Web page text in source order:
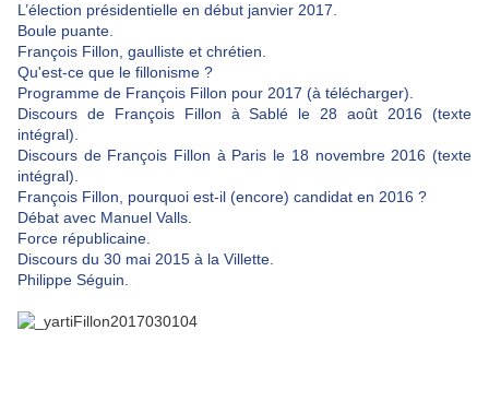
L’élection présidentielle en début janvier 2017.
Boule puante.
François Fillon, gaulliste et chrétien.
Qu'est-ce que le fillonisme ?
Programme de François Fillon pour 2017 (à télécharger).
Discours de François Fillon à Sablé le 28 août 2016 (texte
intégral).
Discours de François Fillon à Paris le 18 novembre 2016 (texte
intégral).
François Fillon, pourquoi est-il (encore) candidat en 2016 ?
Débat avec Manuel Valls.
Force républicaine.
Discours du 30 mai 2015 à la Villette.
Philippe Séguin.